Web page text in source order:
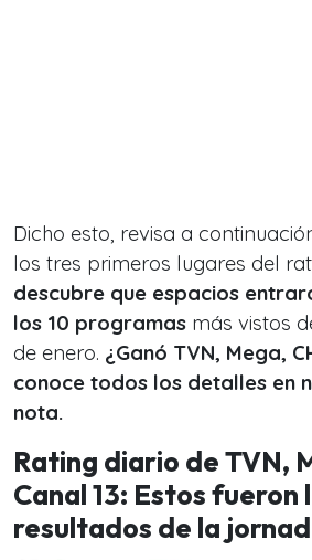
Dicho esto, revisa a
los tres primeros lugares del
descubre que espacios
los 10 programas más vistos
de enero. ¿Ganó TVN, Mega,
conoce todos los detalles en
nota.
Rating diario de TVN,
Canal 13: Estos fueron
resultados de la